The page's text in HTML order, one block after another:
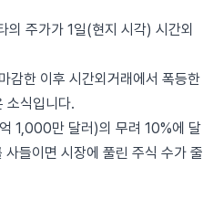
주가가 1일(현지 시각) 시간외
감한 이후 시간외거래에서 폭등한
소식입니다.
1,000만 달러)의 무려 10%에 달
들이면 시장에 풀린 주식 수가 줄